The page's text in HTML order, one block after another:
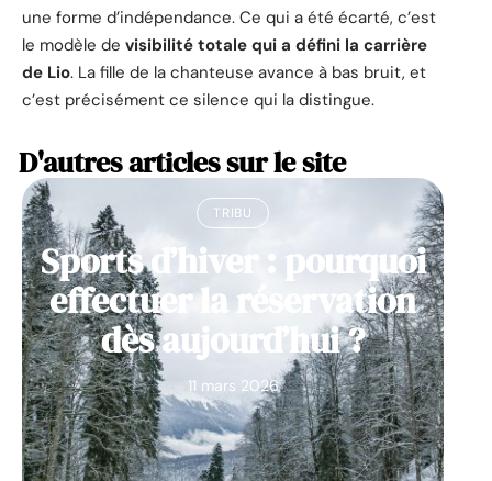
une forme d’indépendance. Ce qui a été écarté, c’est
le modèle de visibilité totale qui a défini la carrière
de Lio. La fille de la chanteuse avance à bas bruit, et
c’est précisément ce silence qui la distingue.
D'autres articles sur le site
TRIBU
Sports d’hiver : pourquoi
effectuer la réservation
dès aujourd’hui ?
11 mars 2026